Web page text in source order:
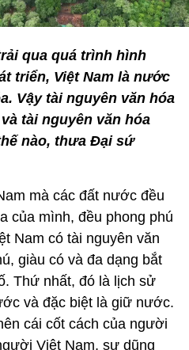
qua quá trình hình
triển, Việt Nam là nước
Vậy tài nguyên văn hóa
tài nguyên văn hóa
nào, thưa Đại sứ
mà các đất nước đều
của mình, đều phong phú
Nam có tài nguyên văn
giàu có và đa dạng bắt
Thứ nhất, đó là lịch sử
và đặc biệt là giữ nước.
cái cốt cách của người
Việt Nam, sự dũng